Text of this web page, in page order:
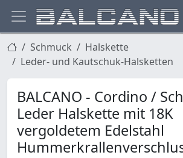
Schmuck
Halskette
Leder- und Kautschuk-Halsketten
BALCANO - Cordino /
Leder Halskette mit 18K
vergoldetem Edelstahl